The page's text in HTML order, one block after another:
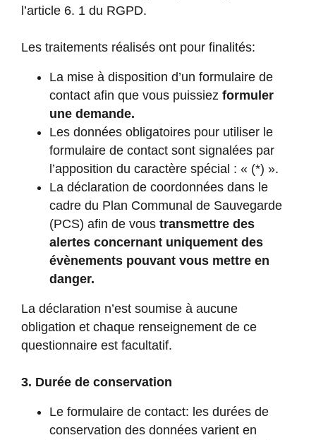
l’article 6. 1 du RGPD.
Les traitements réalisés ont pour finalités:
La mise à disposition d’un formulaire de
contact afin que vous puissiez formuler
une demande.
Les données obligatoires pour utiliser le
formulaire de contact sont signalées par
l’apposition du caractère spécial : « (*) ».
La déclaration de coordonnées dans le
cadre du Plan Communal de Sauvegarde
(PCS) afin de vous transmettre des
alertes concernant uniquement des
évènements pouvant vous mettre en
danger.
La déclaration n’est soumise à aucune
obligation et chaque renseignement de ce
questionnaire est facultatif.
3. Durée de conservation
Le formulaire de contact: les durées de
conservation des données varient en